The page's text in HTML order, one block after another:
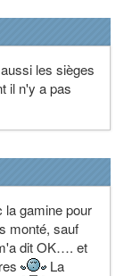
les sièges
il n'y a pas
la gamine pour
monté, sauf
dit OK…. et
La